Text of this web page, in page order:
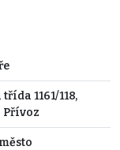
1161/118,
Přívoz